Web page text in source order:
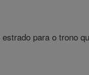
para o trono